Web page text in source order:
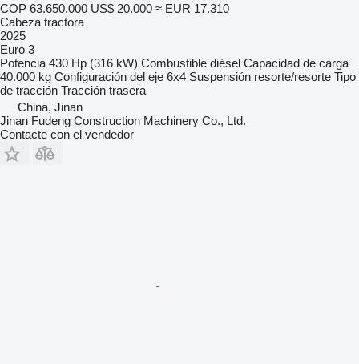
COP 63.650.000 US$ 20.000 ≈ EUR 17.310
Cabeza tractora
2025
Euro 3
Potencia 430 Hp (316 kW) Combustible diésel Capacidad de carga
40.000 kg Configuración del eje 6x4 Suspensión resorte/resorte Tipo
de tracción Tracción trasera
China, Jinan
Jinan Fudeng Construction Machinery Co., Ltd.
Contacte con el vendedor